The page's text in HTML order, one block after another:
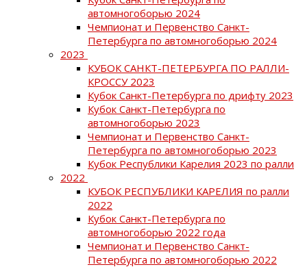
автомногоборью 2024
Чемпионат и Первенство Санкт-
Петербурга по автомногоборью 2024
2023
КУБОК САНКТ-ПЕТЕРБУРГА ПО РАЛЛИ-
КРОССУ 2023
Кубок Санкт-Петербурга по дрифту 2023
Кубок Санкт-Петербурга по
автомногоборью 2023
Чемпионат и Первенство Санкт-
Петербурга по автомногоборью 2023
Кубок Республики Карелия 2023 по ралли
2022
КУБОК РЕСПУБЛИКИ КАРЕЛИЯ по ралли
2022
Кубок Санкт-Петербурга по
автомногоборью 2022 года
Чемпионат и Первенство Санкт-
Петербурга по автомногоборью 2022